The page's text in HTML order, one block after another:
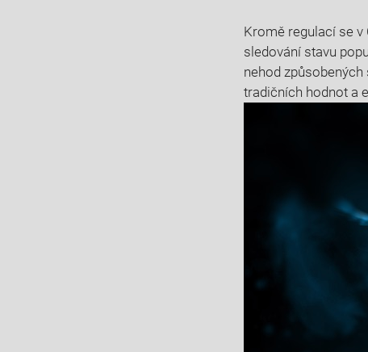
Kromě⁢ regulací ​se ⁣v
sledování stavu
nehod
tradičních hodnot⁤ a